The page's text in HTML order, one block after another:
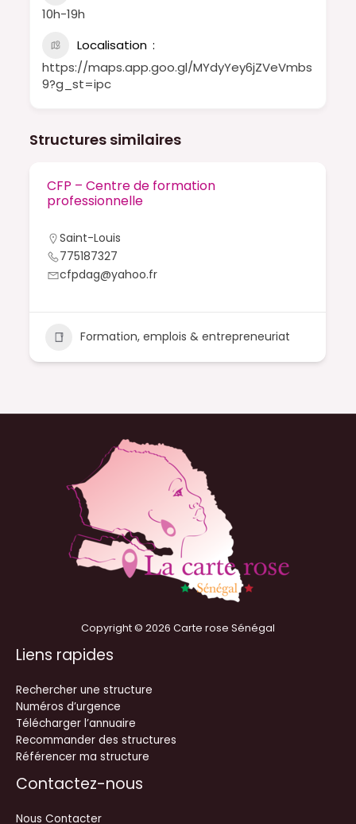
10h-19h
Localisation
https://maps.app.goo.gl/MYdyYey6jZVeVmbs
9?g_st=ipc
Structures similaires
CFP – Centre de formation
professionnelle
Saint-Louis
775187327
cfpdag@yahoo.fr
Formation, emplois & entrepreneuriat
Copyright © 2026 Carte rose Sénégal
Liens rapides
Rechercher une structure
Numéros d’urgence
Télécharger l’annuaire
Recommander des structures
Référencer ma structure
Contactez-nous
Nous Contacter